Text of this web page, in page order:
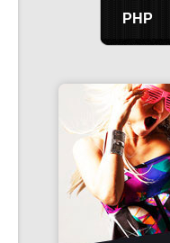
PHP